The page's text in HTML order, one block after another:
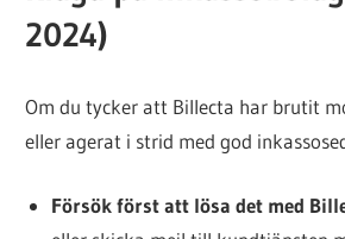
2024)
Om du tycker att Billecta har brutit
eller agerat i strid med god
Försök först att lösa det med